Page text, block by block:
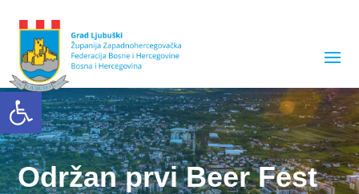
Održan prvi Beer Fest
Open toolbar